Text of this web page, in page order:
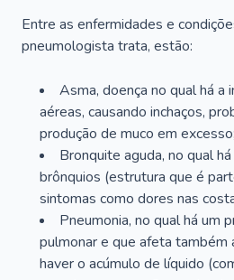
Entre as enfermidades e
pneumologista trata, estão:
Asma, doença no qual há a
aéreas, causando inchaços,
produção de muco em excesso;
Bronquite aguda, no qual
brônquios (estrutura que é
sintomas como dores nas
Pneumonia, no qual há um
pulmonar e que afeta também
haver o acúmulo de líquido